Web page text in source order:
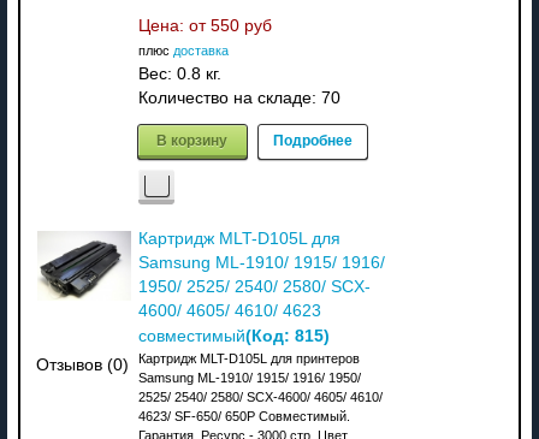
Цена: от 550 руб
плюс доставка
Вес: 0.8 кг.
Количество на складе: 70
В корзину Подробнее
Отзывов (0)
Картридж MLT-D105L для
Samsung ML-1910/ 1915/ 1916/
1950/ 2525/ 2540/ 2580/ SCX-
4600/ 4605/ 4610/ 4623
совместимый(Код: 815)
Картридж MLT-D105L для принтеров
Samsung ML-1910/ 1915/ 1916/ 1950/
2525/ 2540/ 2580/ SCX-4600/ 4605/ 4610/
4623/ SF-650/ 650P Совместимый.
Гарантия. Ресурс - 3000 стр. Цвет